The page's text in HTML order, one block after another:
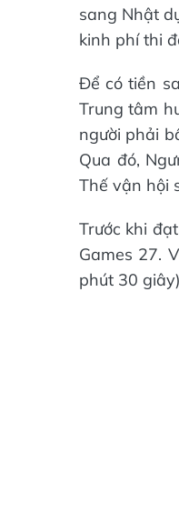
sang Nhật
kinh phí thi
Để có tiền
Trung tâm
người phải
Qua đó,
Thế vận hội
Trước khi
Games 27.
phút 30